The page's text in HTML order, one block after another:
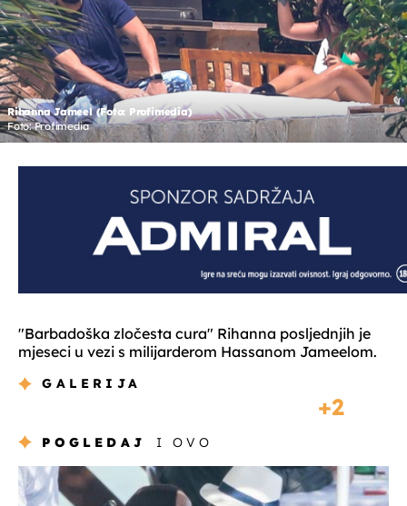
Rihanna Jameel (Foto: Profimedia)
Foto: Profimedia
"Barbadoška zločesta cura" Rihanna posljednjih je
mjeseci u vezi s milijarderom Hassanom Jameelom.
GALERIJA
2
POGLEDAJ I OVO